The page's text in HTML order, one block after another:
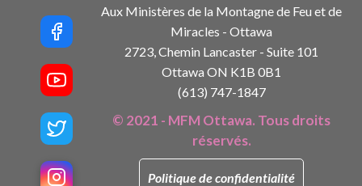
Aux Ministères de la Montagne de Feu et de
Miracles - Ottawa
2723, Chemin Lancaster - Suite 101
Ottawa ON K1B 0B1
(613) 747-1847
© 2021 - MFM Ottawa. Tous droits
réservés.
Politique de confidentialité